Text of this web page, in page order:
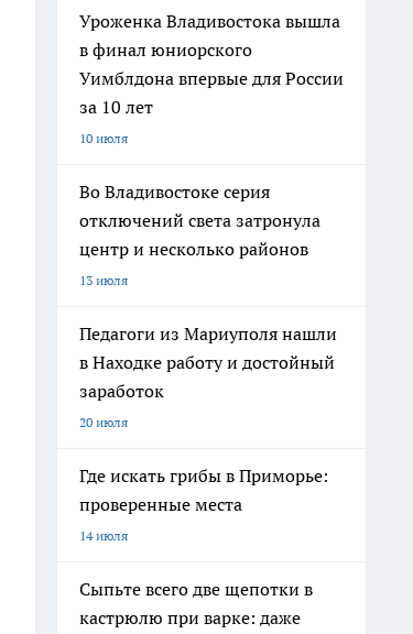
Уроженка Владивостока вышла
в финал юниорского
Уимблдона впервые для России
за 10 лет
10 июля
Во Владивостоке серия
отключений света затронула
центр и несколько районов
13 июля
Педагоги из Мариуполя нашли
в Находке работу и достойный
заработок
20 июля
Где искать грибы в Приморье:
проверенные места
14 июля
Сыпьте всего две щепотки в
кастрюлю при варке: даже